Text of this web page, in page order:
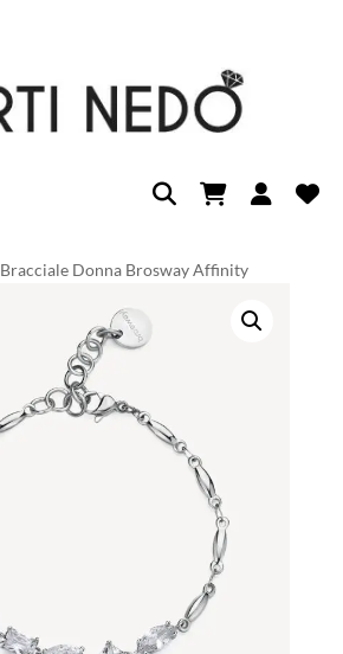
Bracciale Donna Brosway Affinity